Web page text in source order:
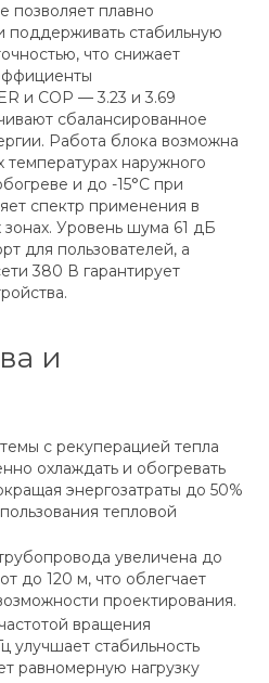
позволяет плавно
поддерживать стабильную
что снижает
и COP — 3.23 и 3.69
сбалансированное
Работа блока возможна
температурах наружного
и до -15°C при
спектр применения в
Уровень шума 61 дБ
для пользователей, а
380 В гарантирует
и
с рекуперацией тепла
охлаждать и обогревать
энергозатраты до 50%
тепловой
увеличена до
до 120 м, что облегчает
проектирования.
вращения
улучшает стабильность
равномерную нагрузку